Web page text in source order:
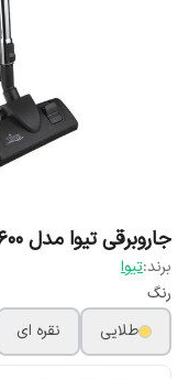
جاروبرقی تیوا مدل 3600
برند:تیوا
رنگ
طلایی
نقره ای